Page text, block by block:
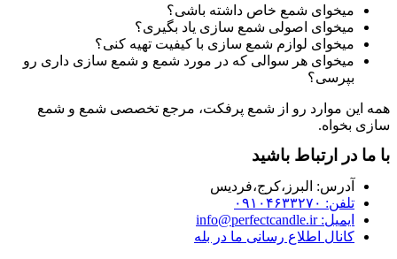
میخوای شمع خاص داشته باشی؟
میخوای اصولی شمع سازی یاد بگیری؟
میخوای لوازم شمع سازی با کیفیت تهیه کنی؟
میخوای هر سوالی که در مورد شمع و شمع سازی داری رو
بپرسی؟
همه این موارد رو از شمع پرفکت، مرجع تخصصی شمع و شمع
سازی بخواه.
با ما در ارتباط باشید
آدرس:‌ البرز،کرج،فردیس
تلفن: ۰۹۱۰۴۶۳۳۲۷۰
ایمیل: info@perfectcandle.ir
کانال اطلاع رسانی ما در بله